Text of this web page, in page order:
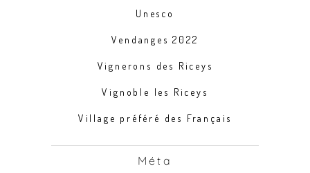
Unesco
Vendanges 2022
Vignerons des Riceys
Vignoble les Riceys
Village préféré des Français
Méta